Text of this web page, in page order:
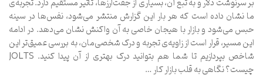
ما نشان داده است که هر بار این گزارش منتشر می‌شود، نفس‌ها در سینه
حبس می‌شود و بازار با هیجان خاصی به آن واکنش نشان می‌دهد. در ادامه
این مسیر، قرار است از زاویه‌ی تجربه و درک شخصی‌مان، به بررسی عمیق‌تر این
شاخص بپردازیم تا شما هم بتوانید درک بهتری از آن پیدا کنید. JOLTS
چیست؟ نگاهی به قلب بازار کار …